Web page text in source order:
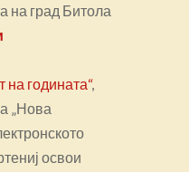
на град Битола
на годината“,
„Нова
освои